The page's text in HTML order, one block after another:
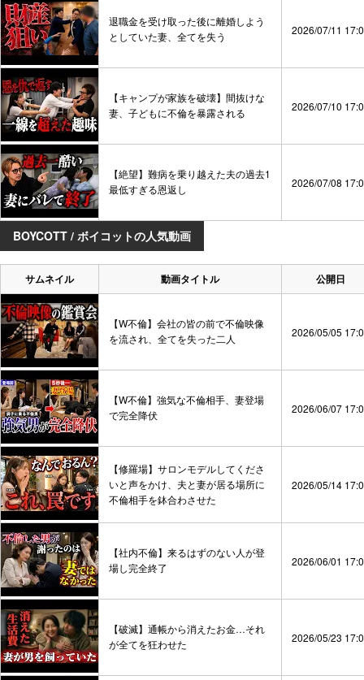
退職金を受け取った後に離婚しよう
としていた妻、全てを失う
2026/07/11
【キャンプが家族を破壊】間抜けな
妻、子どもに不倫を暴露される
2026/07/10
【絶望】難病を乗り越えた夫の過去1
最低すぎる恩返し
2026/07/08
BOYCOTT / ボイコットの人気動画
サムネイル 動画タイトル 公開日
【W不倫】会社の皆の前で不倫映像
を流され、全てを失った二人
2026/05/05
【W不倫】強気な不倫相手、妻登場
で完全降伏
2026/06/07
【修羅場】サロンモデルしてくださ
いと声をかけ、夫と妻が居る場所に
不倫相手を鉢合わさせた
2026/05/14
【社内不倫】来るはずのない人が登
場し完全終了
2026/06/01
【破滅】通帳から消えたお金…それ
が全てを狂わせた
2026/05/23